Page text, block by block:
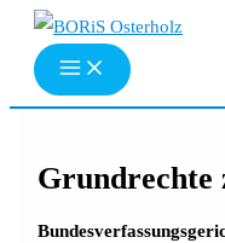
Zum
Inhalt
springen
Grundrechte